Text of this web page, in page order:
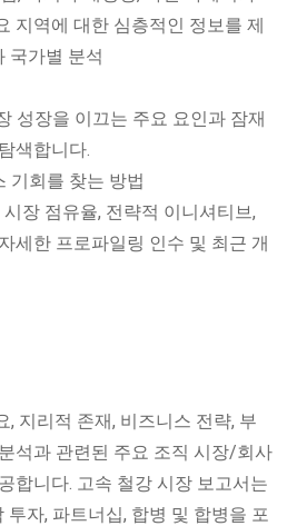
지역에 대한 심층적인 정보를 제
국가별 분석
성장을 이끄는 주요 요인과 잠재
색합니다.
기회를 찾는 방법
장 점유율, 전략적 이니셔티브,
세한 프로파일링 인수 및 최근 개
, 지리적 존재, 비즈니스 전략, 부
석과 관련된 주요 조직 시장/회사
합니다. 고속 철강 시장 보고서는
투자, 파트너십, 합병 및 합병을 포